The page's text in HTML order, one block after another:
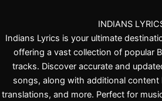
INDIANS
Indians Lyrics is your ultimate
offering a vast collection of popular
tracks. Discover accurate and
songs, along with additional content
translations, and more. Perfect for